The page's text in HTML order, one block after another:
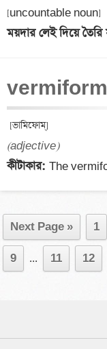
ময়দার লেই দিয়ে তৈরি
vermiform
(adjective)
কীটাকার:
Next Page » 1
9 ... 11 12